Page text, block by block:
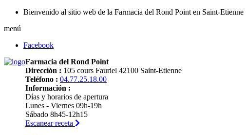
Bienvenido al sitio web de la Farmacia del Rond Point en Saint-Etienne
menú
Facebook
Farmacia del Rond Point
Dirección : 105 cours Fauriel 42100 Saint-Etienne
Teléfono : 04.77.25.18.00
Información :
Días y horarios de apertura
Lunes - Viernes 09h-19h
Sábado 8h45-12h15
Escanear receta